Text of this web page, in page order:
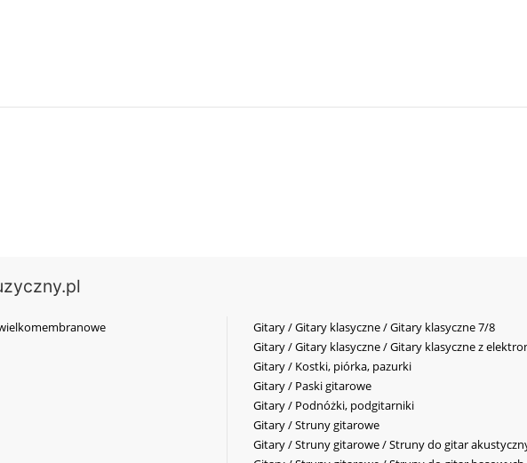
Gitary / Gitary klasyczne / Gitary klasyczne 7/8
Gitary / Gitary klasyczne / Gitary klasyczne z
Gitary / Kostki, piórka, pazurki
Gitary / Paski gitarowe
Gitary / Podnóżki, podgitarniki
Gitary / Struny gitarowe
Gitary / Struny gitarowe / Struny do gitar